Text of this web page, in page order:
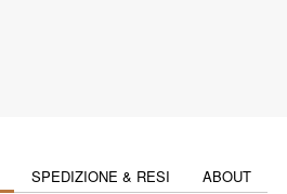
SPEDIZIONE & RESI ABOUT